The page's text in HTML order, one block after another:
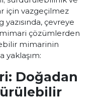
için vazgeçilmez
çevreye
çözümlerden
mimarinin
yaklaşım:
Doğadan